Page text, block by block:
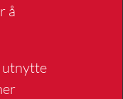
å
utnytte